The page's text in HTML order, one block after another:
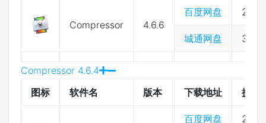
Compressor 4.6.6
百度网盘 2333
城通网盘
Compressor 4.6.4
图标
软件名 版本 下载地址 提取
百度网盘 2333